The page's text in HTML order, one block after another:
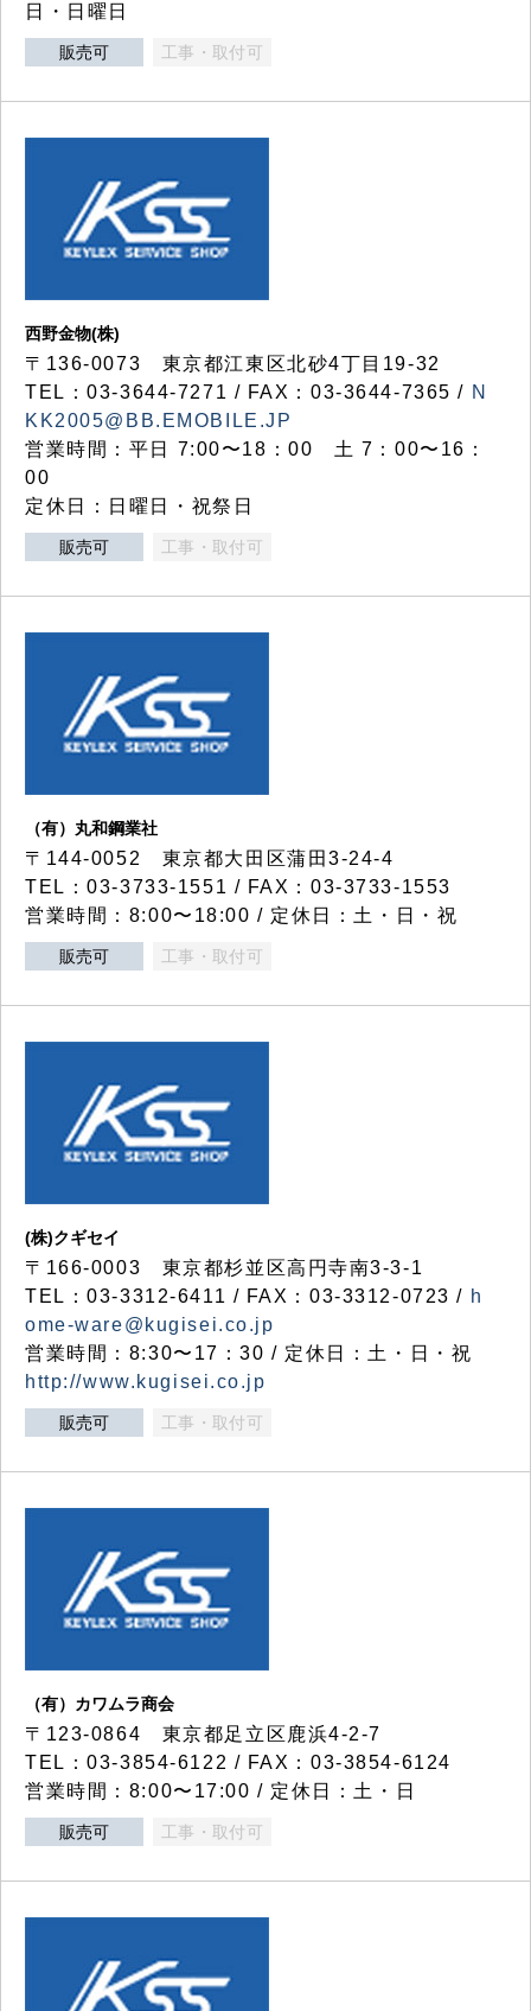
日・日曜日
販売可 工事・取付可
西野金物(株)
〒136-0073 東京都江東区北砂4丁目19-32
TEL：03‐3644‐7271 / FAX：03-3644-7365 / N
KK2005@BB.EMOBILE.JP
営業時間：平日 7:00〜18：00 土 7：00〜16：
00
定休日：日曜日・祝祭日
販売可 工事・取付可
（有）丸和鋼業社
〒144-0052 東京都大田区蒲田3-24-4
TEL：03-3733-1551 / FAX：03-3733-1553
営業時間：8:00〜18:00 / 定休日：土・日・祝
販売可 工事・取付可
(株)クギセイ
〒166-0003 東京都杉並区高円寺南3-3-1
TEL：03-3312-6411 / FAX：03-3312-0723 / h
ome-ware@kugisei.co.jp
営業時間：8:30〜17：30 / 定休日：土・日・祝
http://www.kugisei.co.jp
販売可 工事・取付可
（有）カワムラ商会
〒123-0864 東京都足立区鹿浜4-2-7
TEL：03-3854-6122 / FAX：03-3854-6124
営業時間：8:00〜17:00 / 定休日：土・日
販売可 工事・取付可